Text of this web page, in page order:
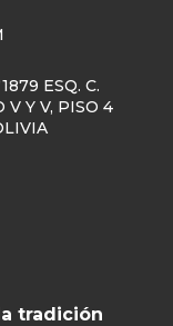
ESQ. C.
V Y V, PISO 4
tradición